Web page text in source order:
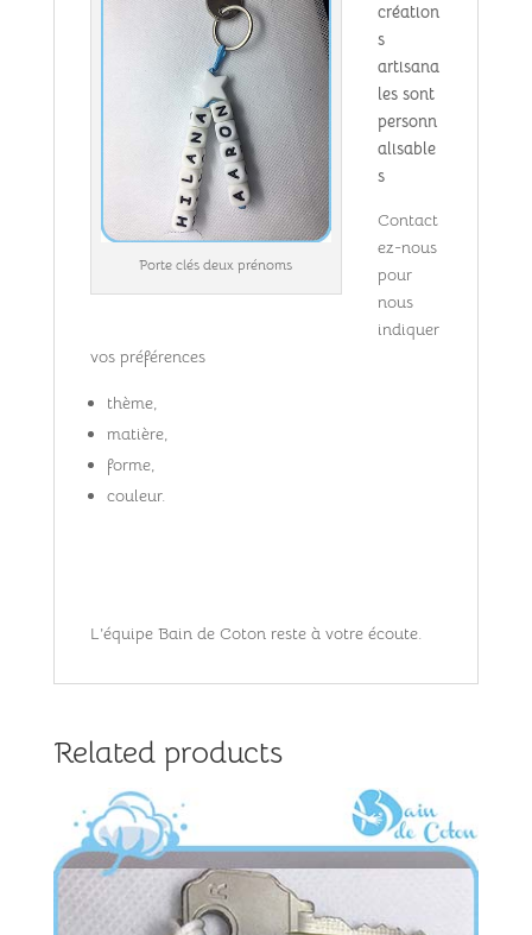
Porte clés deux prénoms
création
s
artisana
les sont
personn
alisable
s
Contact
ez-nous
pour
nous
indiquer
vos préférences
thème,
matière,
forme,
couleur.
L’équipe Bain de Coton reste à votre écoute.
Related products